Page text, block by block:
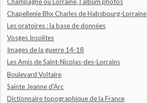
Chapellenie Bhx Charles de Habsbourg-Lorraine
Les oratoires : la base de données
Vosges Insolites
Images de la guerre 14-18
Les Amis de Saint-Nicolas-des-Lorrains
Boulevard Voltaire
Sainte Jeanne d'Arc
Dictionnaire topographique de la France